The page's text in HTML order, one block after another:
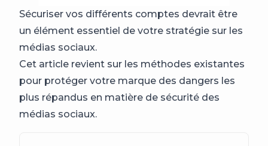
Sécuriser vos différents comptes devrait être
un élément essentiel de votre stratégie sur les
médias sociaux.
Cet article revient sur les méthodes existantes
pour protéger votre marque des dangers les
plus répandus en matière de sécurité des
médias sociaux.